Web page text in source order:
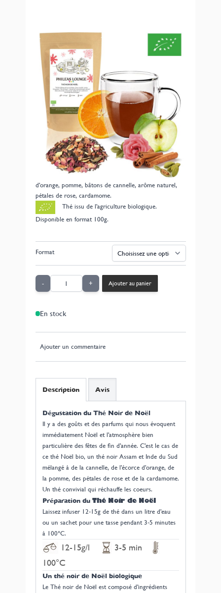
Thé Noir de Noël Bio
À partir de12,90 €TTC
Le Thé Noir de Noël est un thé biologique Assam et
Inde du Sud agrémenté de cannelle, d'écorces d'orange,
de pomme et de pétales de rose. Un délice aux parfums
de Noël.
Composition: Thé noir Assam, -Inde du Sud, écorces
d'orange, pomme, bâtons de cannelle, arôme naturel,
pétales de rose, cardamome.
Thé issu de l'agriculture biologique.
Disponible en format 100g.
Format
Quantité
- + Ajouter au panier
En stock
Ajouter un commentaire
Description Avis
Dégustation du Thé Noir de Noël
Il y a des goûts et des parfums qui nous évoquent
immédiatement Noël et l'atmosphère bien
particulière des fêtes de fin d'année. C'est le cas de
ce thé Noël bio, un thé noir Assam et Inde du Sud
mélangé à de la cannelle, de l'écorce d'orange, de
la pomme, des pétales de rose et de la cardamome.
Un thé convivial qui réchauffe les coeurs.
Préparation du Thé Noir de Noël
Laissez infuser 12-15g de thé dans un litre d'eau
ou un sachet pour une tasse pendant 3-5 minutes
à 100°C.
12-15g/l
3-5 min
100°C
Un thé noir de Noël biologique
Le Thé noir de Noël est composé d'ingrédients